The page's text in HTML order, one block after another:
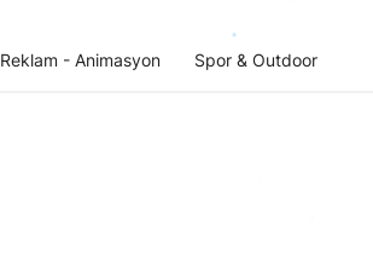
Reklam - Animasyon Spor & Outdoor